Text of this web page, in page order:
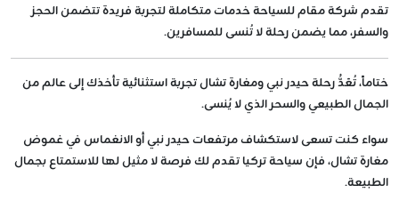
تقدم شركة مقام للسياحة خدمات متكاملة لتجربة فريدة تتضمن الحجز
والسفر، مما يضمن رحلة لا تُنسى للمسافرين.
ختاماً، تُعَدُّ رحلة حيدر نبي ومغارة تشال تجربة استثنائية تأخذك إلى عالم من
الجمال الطبيعي والسحر الذي لا يُنسى.
سواء كنت تسعى لاستكشاف مرتفعات حيدر نبي أو الانغماس في غموض
مغارة تشال، فإن سياحة تركيا تقدم لك فرصة لا مثيل لها للاستمتاع بجمال
الطبيعة.